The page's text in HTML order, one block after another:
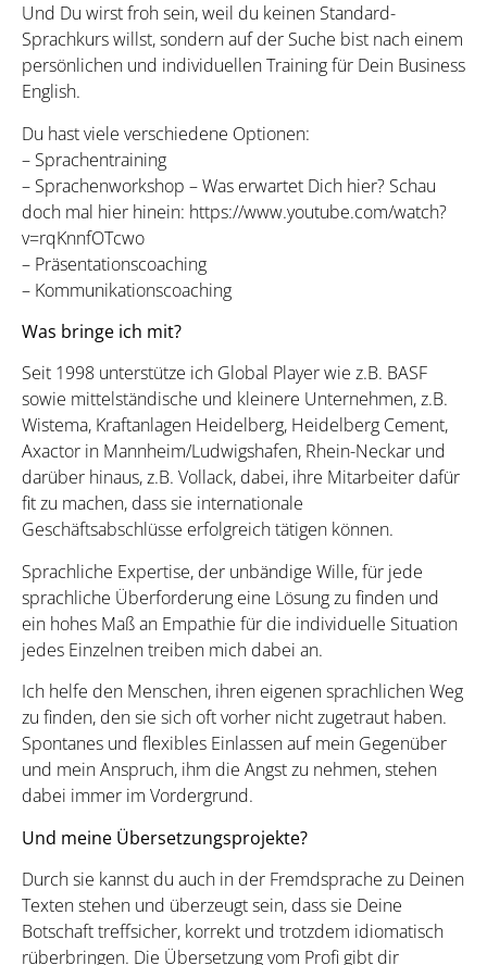
Und Du wirst froh sein, weil du keinen Standard-
Sprachkurs willst, sondern auf der Suche bist nach einem
persönlichen und individuellen Training für Dein Business
English.
Du hast viele verschiedene Optionen:
– Sprachentraining
– Sprachenworkshop – Was erwartet Dich hier? Schau
doch mal hier hinein: https://www.youtube.com/watch?
v=rqKnnfOTcwo
– Präsentationscoaching
– Kommunikationscoaching
Was bringe ich mit?
Seit 1998 unterstütze ich Global Player wie z.B. BASF
sowie mittelständische und kleinere Unternehmen, z.B.
Wistema, Kraftanlagen Heidelberg, Heidelberg Cement,
Axactor in Mannheim/Ludwigshafen, Rhein-Neckar und
darüber hinaus, z.B. Vollack, dabei, ihre Mitarbeiter dafür
fit zu machen, dass sie internationale
Geschäftsabschlüsse erfolgreich tätigen können.
Sprachliche Expertise, der unbändige Wille, für jede
sprachliche Überforderung eine Lösung zu finden und
ein hohes Maß an Empathie für die individuelle Situation
jedes Einzelnen treiben mich dabei an.
Ich helfe den Menschen, ihren eigenen sprachlichen Weg
zu finden, den sie sich oft vorher nicht zugetraut haben.
Spontanes und flexibles Einlassen auf mein Gegenüber
und mein Anspruch, ihm die Angst zu nehmen, stehen
dabei immer im Vordergrund.
Und meine Übersetzungsprojekte?
Durch sie kannst du auch in der Fremdsprache zu Deinen
Texten stehen und überzeugt sein, dass sie Deine
Botschaft treffsicher, korrekt und trotzdem idiomatisch
rüberbringen. Die Übersetzung vom Profi gibt dir